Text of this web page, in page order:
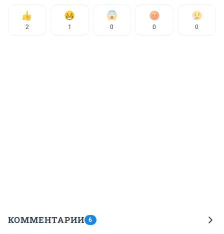
2 1 0 0 0
КОММЕНТАРИИ 6